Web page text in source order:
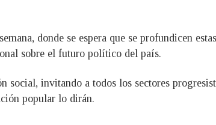
donde se espera que se profundicen
sobre el futuro político del país.
invitando a todos los sectores
popular lo dirán.